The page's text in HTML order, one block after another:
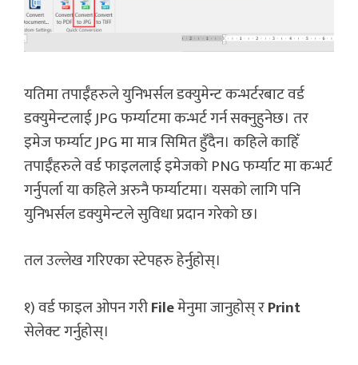
यतिमा तपाईँहरुले युनिभर्सल डक्युमेन्ट कन्भर्टरबाट वर्ड
डक्युमेन्टलाई JPG फर्म्याटमा कन्भर्ट गर्न सक्नुहुनेछ। तर
इमेज फर्म्याट JPG मा मात्र सिमित हुँदैन। कहिले काहिँ
तपाईँहरुले वर्ड फाइललाई इमेजको PNG फर्म्याट मा कन्भर्ट
गर्नुपर्ला या कहिले अरुनै फर्म्याटमा। यसको लागि पनि
युनिभर्सल डक्युमेन्टले सुविधा प्रदान गरेको छ।
तल उल्लेख गरिएका स्टेपहरु हेर्नुहोस्।
१) वर्ड फाइल ओपन गरीFileमेनुमा जानुहोस् रPrint
सेलेक्ट गर्नुहोस्।